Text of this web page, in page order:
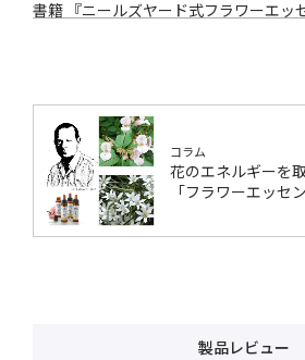
書籍 『ニールズヤード式フラワーエ
コラム
花のエネルギーを
「フラワーエッセン
製品レビュー